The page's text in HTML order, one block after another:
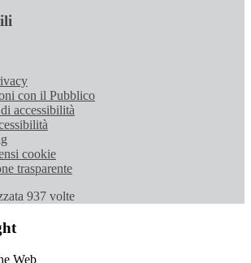
con il Pubblico
accessibilità
cookie
trasparente
937 volte